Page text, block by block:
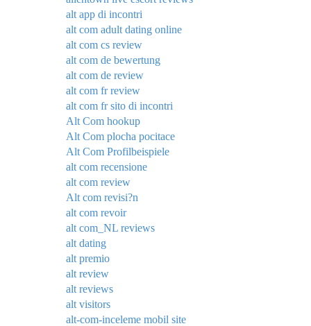
alt app di incontri
alt com adult dating online
alt com cs review
alt com de bewertung
alt com de review
alt com fr review
alt com fr sito di incontri
Alt Com hookup
Alt Com plocha pocitace
Alt Com Profilbeispiele
alt com recensione
alt com review
Alt com revisi?n
alt com revoir
alt com_NL reviews
alt dating
alt premio
alt review
alt reviews
alt visitors
alt-com-inceleme mobil site